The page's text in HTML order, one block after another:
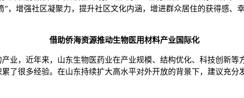
，增强社区凝聚力，提升社区文化内涵，增进群众居住的获得感
借助侨海资源推动生物医用材料产业国际化
，近年来，山东生物医药业在产业规模、结构优化、科技创新等
了很多经验。在山东持续扩大高水平对外开放的背景下，建议充